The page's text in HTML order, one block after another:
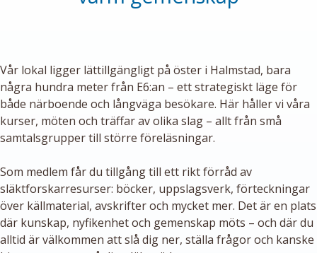
Vår lokal ligger lättillgängligt på öster i Halmstad, bara
några hundra meter från E6:an – ett strategiskt läge för
både närboende och långväga besökare. Här håller vi våra
kurser, möten och träffar av olika slag – allt från små
samtalsgrupper till större föreläsningar.
Som medlem får du tillgång till ett rikt förråd av
släktforskarresurser: böcker, uppslagsverk, förteckningar
över källmaterial, avskrifter och mycket mer. Det är en plats
där kunskap, nyfikenhet och gemenskap möts – och där du
alltid är välkommen att slå dig ner, ställa frågor och kanske